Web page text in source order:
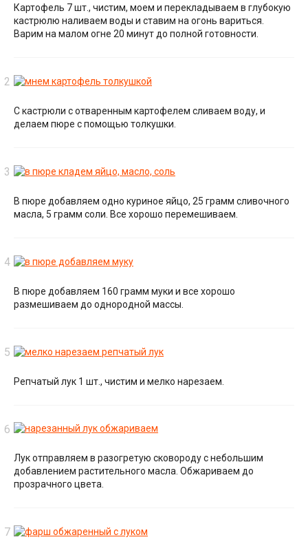
Картофель 7 шт., чистим, моем и перекладываем в глубокую
кастрюлю наливаем воды и ставим на огонь вариться.
Варим на малом огне 20 минут до полной готовности.
С кастрюли с отваренным картофелем сливаем воду, и
делаем пюре с помощью толкушки.
В пюре добавляем одно куриное яйцо, 25 грамм сливочного
масла, 5 грамм соли. Все хорошо перемешиваем.
В пюре добавляем 160 грамм муки и все хорошо
размешиваем до однородной массы.
Репчатый лук 1 шт., чистим и мелко нарезаем.
Лук отправляем в разогретую сковороду с небольшим
добавлением растительного масла. Обжариваем до
прозрачного цвета.